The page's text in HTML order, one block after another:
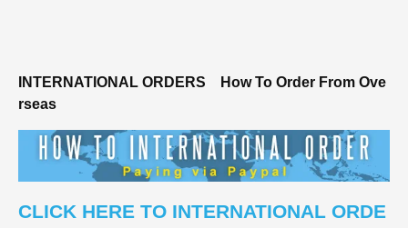
INTERNATIONAL ORDERS
How To Order From Ove
rseas
CLICK HERE TO INTERNATIONAL ORDE